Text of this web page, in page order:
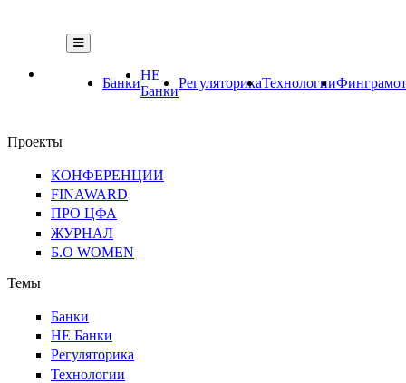
Банки
НЕ
Банки
РегуляторикаТехнологии
Проекты
КОНФЕРЕНЦИИ
FINAWARD
ПРО ЦФА
ЖУРНАЛ
Б.О WOMEN
Темы
Банки
НЕ Банки
Регуляторика
Технологии